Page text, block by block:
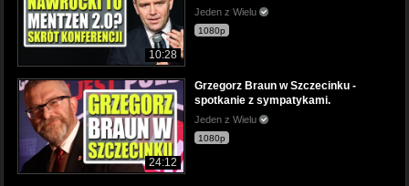
10:28
Jeden z Wielu
1080p
24:12
Grzegorz Braun w Szczecinku -
spotkanie z sympatykami.
Jeden z Wielu
1080p